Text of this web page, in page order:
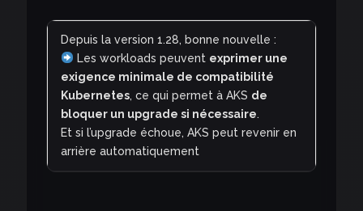
Depuis la version 1.28, bonne nouvelle :
Les workloads peuvent exprimer une
exigence minimale de compatibilité
Kubernetes, ce qui permet à AKS de
bloquer un upgrade si nécessaire.
Et si l’upgrade échoue, AKS peut revenir en
arrière automatiquement